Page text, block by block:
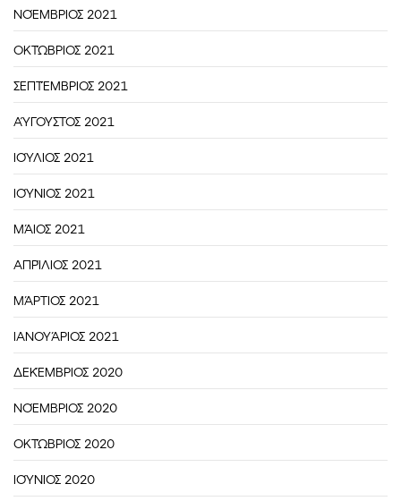
ΝΟΈΜΒΡΙΟΣ 2021
ΟΚΤΏΒΡΙΟΣ 2021
ΣΕΠΤΈΜΒΡΙΟΣ 2021
ΑΎΓΟΥΣΤΟΣ 2021
ΙΟΎΛΙΟΣ 2021
ΙΟΎΝΙΟΣ 2021
ΜΆΙΟΣ 2021
ΑΠΡΊΛΙΟΣ 2021
ΜΆΡΤΙΟΣ 2021
ΙΑΝΟΥΆΡΙΟΣ 2021
ΔΕΚΈΜΒΡΙΟΣ 2020
ΝΟΈΜΒΡΙΟΣ 2020
ΟΚΤΏΒΡΙΟΣ 2020
ΙΟΎΝΙΟΣ 2020